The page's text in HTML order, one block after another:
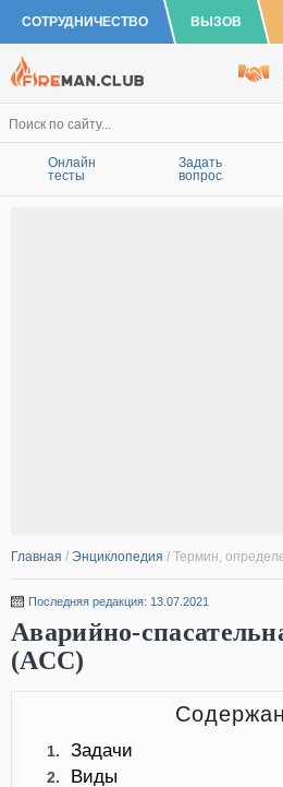
СОТРУДНИЧЕСТВО ВЫЗОВ
Онлайн
тесты
Задать
вопрос
Главная / Энциклопедия / Термин,
Последняя редакция: 13.07.2021
Аварийно-
(АСС)
1. Задачи
2. Виды